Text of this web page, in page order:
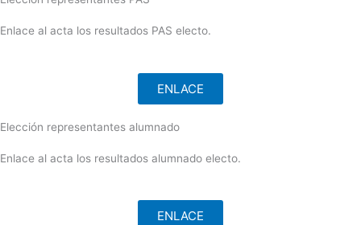
Enlace al acta los resultados PAS electo.
ENLACE
Elección representantes alumnado
Enlace al acta los resultados alumnado electo.
ENLACE